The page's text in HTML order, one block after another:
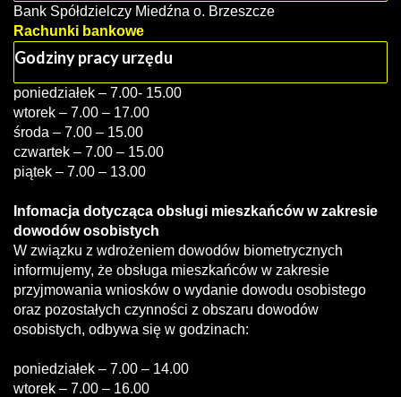
Bank Spółdzielczy Miedźna o. Brzeszcze
Rachunki bankowe
Godziny pracy urzędu
poniedziałek – 7.00- 15.00
wtorek – 7.00 – 17.00
środa – 7.00 – 15.00
czwartek – 7.00 – 15.00
piątek – 7.00 – 13.00
Infomacja dotycząca obsługi mieszkańców w zakresie
dowodów osobistych
W związku z wdrożeniem dowodów biometrycznych
informujemy, że obsługa mieszkańców w zakresie
przyjmowania wniosków o wydanie dowodu osobistego
oraz pozostałych czynności z obszaru dowodów
osobistych, odbywa się w godzinach:
poniedziałek – 7.00 – 14.00
wtorek – 7.00 – 16.00